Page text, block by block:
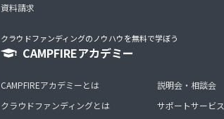
資料請求
クラウドファンディングのノウハウを無料で学ぼう
CAMPFIREアカデミー
CAMPFIREアカデミーとは
クラウドファンディングとは
説明会・相談会
サポートサービス